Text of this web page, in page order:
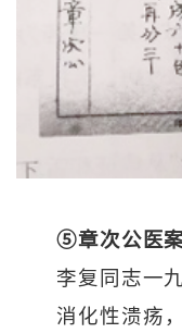
⑤章次公医
李复同志一
消化性溃疡